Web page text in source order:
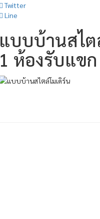
Twitter
Line
แบบบ้านสไต
1 ห้องรับแขก